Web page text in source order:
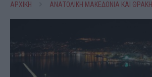
ΑΡΧΙΚΗ ΑΝΑΤΟΛΙΚΗ ΜΑΚΕΔΟΝΙΑ ΚΑΙ ΘΡΑΚΗ